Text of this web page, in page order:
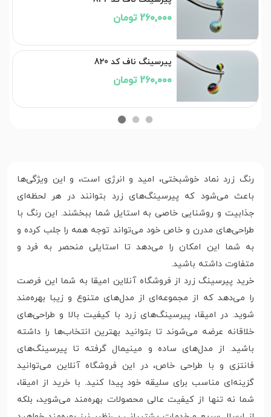
260,000 تومان
پیرسینگ ناف کد 820
260,000 تومان
رنگ زرد نماد خوشبختی، امید و انرژی است، و این ویژگی‌ها
باعث می‌شود که پیرسینگ‌های زرد بتوانند در هر لحظه‌ای
جذابیت و روشنایی خاصی به استایل شما ببخشند. این رنگ با
طراحی‌های مدرن و خاص خود می‌تواند توجه همه را جلب کرده و
به شما این امکان را می‌دهد تا استایلی منحصر به فرد و
متفاوت داشته باشید.
خرید پیرسینگ زرد از فروشگاه آنلاین امیقا به شما این فرصت
را می‌دهد که از مجموعه‌ای از مدل‌های متنوع و زیبا بهره‌مند
شوید. در امیقا، پیرسینگ‌های زرد با کیفیت بالا و طراحی‌های
خلاقانه عرضه می‌شوند تا بتوانید بهترین انتخاب‌ها را داشته
باشید. از مدل‌های ساده و مینیمال گرفته تا پیرسینگ‌های
فانتزی و با طراحی خاص، در این فروشگاه آنلاین می‌توانید
گزینه‌ای مناسب برای سلیقه خود پیدا کنید. با خرید از امیقا،
شما نه تنها از کیفیت عالی محصولات بهره‌مند می‌شوید، بلکه